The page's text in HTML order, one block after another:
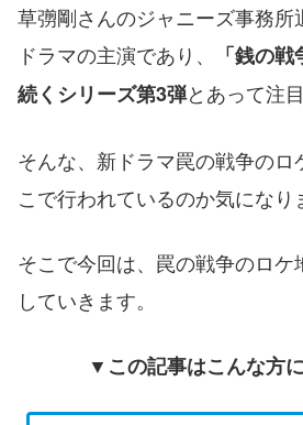
草彅剛さんのジャニーズ事務
ドラマの主演であり、
「銭の
続くシリーズ第3弾とあって注
そんな、新ドラマ罠の戦争の
こで行われているのか気になり
そこで今回は、罠の戦争のロ
していきます。
▼この記事はこんな方